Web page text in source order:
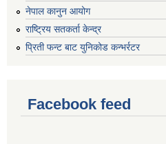
नेपाल कानुन आयोग
राष्ट्रिय सतकर्ता केन्द्र
प्रिती फन्ट बाट युनिकोड कन्भर्रटर
Facebook feed